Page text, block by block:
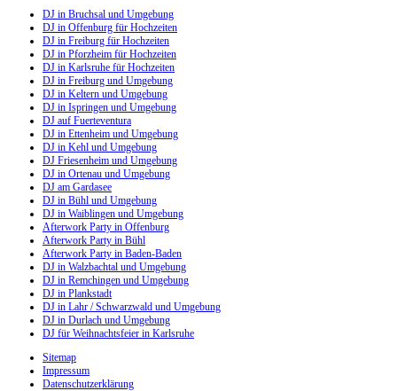
DJ in Bruchsal und Umgebung
DJ in Offenburg für Hochzeiten
DJ in Freiburg für Hochzeiten
DJ in Pforzheim für Hochzeiten
DJ in Karlsruhe für Hochzeiten
DJ in Freiburg und Umgebung
DJ in Keltern und Umgebung
DJ in Ispringen und Umgebung
DJ auf Fuerteventura
DJ in Ettenheim und Umgebung
DJ in Kehl und Umgebung
DJ Friesenheim und Umgebung
DJ in Ortenau und Umgebung
DJ am Gardasee
DJ in Bühl und Umgebung
DJ in Waiblingen und Umgebung
Afterwork Party in Offenburg
Afterwork Party in Bühl
Afterwork Party in Baden-Baden
DJ in Walzbachtal und Umgebung
DJ in Remchingen und Umgebung
DJ in Plankstadt
DJ in Lahr / Schwarzwald und Umgebung
DJ in Durlach und Umgebung
DJ für Weihnachtsfeier in Karlsruhe
Sitemap
Impressum
Datenschutzerklärung